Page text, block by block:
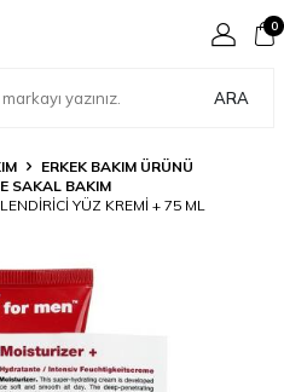
ARA
0
ERKEK BAKIM ÜRÜNÜ
SAKAL BAKIM
YÜZ KREMI + 75 ML